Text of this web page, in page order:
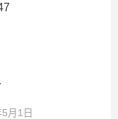
月1日